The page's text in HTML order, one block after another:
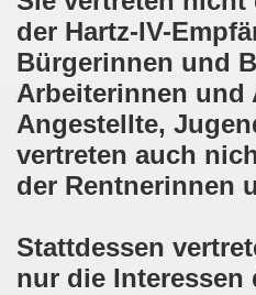
der Hartz-IV-
Bürgerinnen und
Arbeiterinnen und
Angestellte,
vertreten auch
der Rentnerinnen
Stattdessen
nur die Interessen
den 08.11.2021 Tag
Armut und auch gegen
die Abwälzung der
in
Gelsenkirchener
auch wieder für die
am 13.09.2021